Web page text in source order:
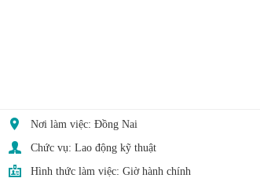
Nơi làm việc: Đồng Nai
Chức vụ: Lao động kỹ thuật
Hình thức làm việc: Giờ hành chính